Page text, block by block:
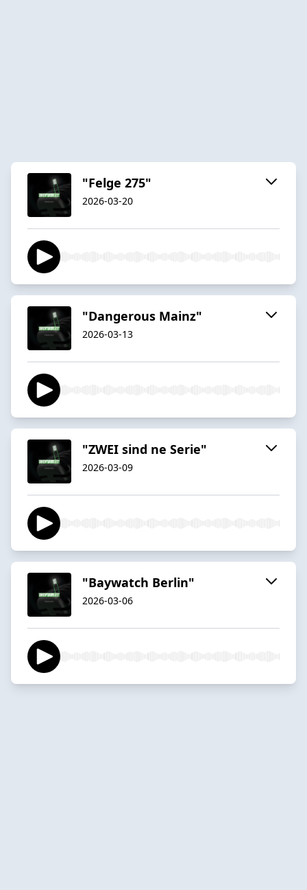
"Felge 275"
2026-03-20
"Dangerous Mainz"
2026-03-13
"ZWEI sind ne Serie"
2026-03-09
"Baywatch Berlin"
2026-03-06